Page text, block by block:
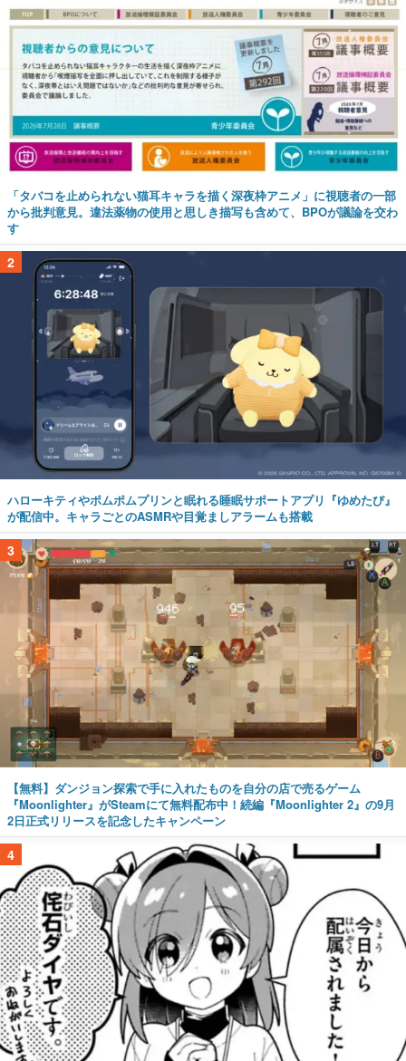
「タバコを止められない猫耳キャラを描く深夜枠アニメ」に視聴者の一部
から批判意見。違法薬物の使用と思しき描写も含めて、BPOが議論を交わ
す
2
ハローキティやポムポムプリンと眠れる睡眠サポートアプリ『ゆめたび』
が配信中。キャラごとのASMRや目覚ましアラームも搭載
3
【無料】ダンジョン探索で手に入れたものを自分の店で売るゲーム
『Moonlighter』がSteamにて無料配布中！続編『Moonlighter 2』の9月
2日正式リリースを記念したキャンペーン
4